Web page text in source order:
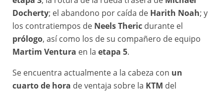
Docherty; el abandono por caída de Harith Noah; y
los contratiempos de Neels Theric durante el
prólogo, así como los de su compañero de equipo
Martim Ventura en la etapa 5.
Se encuentra actualmente a la cabeza con un
cuarto de hora de ventaja sobre la KTM del